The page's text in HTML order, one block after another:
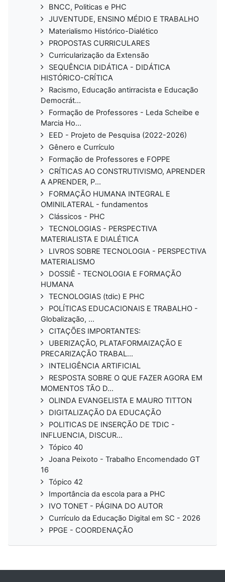
BNCC, Politicas e PHC
JUVENTUDE, ENSINO MÉDIO E TRABALHO
Materialismo Histórico-Dialético
PROPOSTAS CURRICULARES
Curricularização da Extensão
SEQUÊNCIA DIDÁTICA - DIDÁTICA
HISTÓRICO-CRÍTICA
Racismo, Educação antirracista e Educação
Democrát...
Formação de Professores - Leda Scheibe e
Marcia Ho...
EED - Projeto de Pesquisa (2022-2026)
Gênero e Currículo
Formação de Professores e FOPPE
CRÍTICAS AO CONSTRUTIVISMO, APRENDER
A APRENDER, P...
FORMAÇÃO HUMANA INTEGRAL E
OMINILATERAL - fundamentos
Clássicos - PHC
TECNOLOGIAS - PERSPECTIVA
MATERIALISTA E DIALÉTICA
LIVROS SOBRE TECNOLOGIA - PERSPECTIVA
MATERIALISMO
DOSSIÊ - TECNOLOGIA E FORMAÇÃO
HUMANA
TECNOLOGIAS (tdic) E PHC
POLÍTICAS EDUCACIONAIS E TRABALHO -
Globalização, ...
CITAÇÕES IMPORTANTES:
UBERIZAÇÃO, PLATAFORMAIZAÇÃO E
PRECARIZAÇÃO TRABAL...
INTELIGÊNCIA ARTIFICIAL
RESPOSTA SOBRE O QUE FAZER AGORA EM
MOMENTOS TÃO D...
OLINDA EVANGELISTA E MAURO TITTON
DIGITALIZAÇÃO DA EDUCAÇÃO
POLITICAS DE INSERÇÃO DE TDIC -
INFLUENCIA, DISCUR...
Tópico 40
Joana Peixoto - Trabalho Encomendado GT
16
Tópico 42
Importância da escola para a PHC
IVO TONET - PÁGINA DO AUTOR
Currículo da Educação Digital em SC - 2026
PPGE - COORDENAÇÃO